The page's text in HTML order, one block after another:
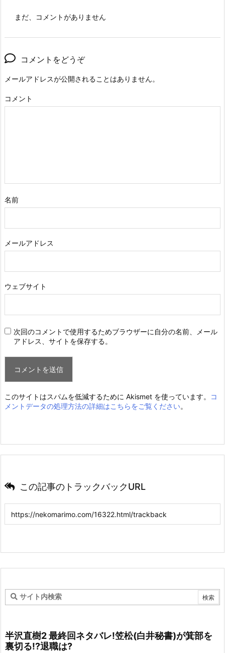
まだ、コメントがありません
コメントをどうぞ
メールアドレスが公開されることはありません。
コメント
名前
メールアドレス
ウェブサイト
次回のコメントで使用するためブラウザーに自分の名前、メール
アドレス、サイトを保存する。
このサイトはスパムを低減するために Akismet を使っています。
コ
メントデータの処理方法の詳細はこちらをご覧ください。
この記事のトラックバックURL
半沢直樹2 最終回ネタバレ!笠松(白井秘書)が箕部を
裏切る!?退職は?